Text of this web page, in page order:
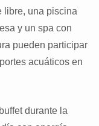
libre, una piscina
y un spa con
pueden participar
acuáticos en
durante la